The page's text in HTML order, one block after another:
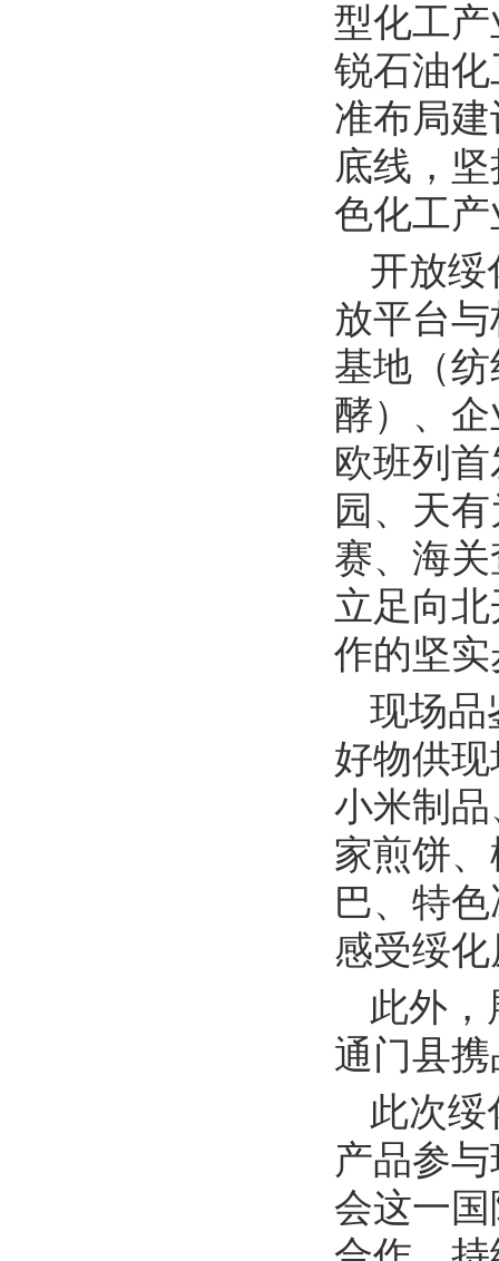
型化工
锐石油
准布局
底线，
色化工
开放绥
放平台
基地（
酵）、
欧班列
园、天
赛、海
立足向
作的坚
现场品
好物供
小米制
家煎饼
巴、特
感受绥
此外
通门县
此次绥
产品参
会这一